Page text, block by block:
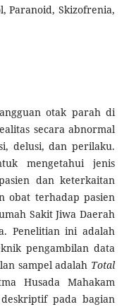
Paranoid, Skizofrenia,
otak parah di
secara abnormal
delusi, dan perilaku.
mengetahui jenis
dan keterkaitan
obat terhadap pasien
Sakit Jiwa Daerah
Penelitian ini adalah
pengambilan data
sampel adalah Total
Husada Mahakam
pada bagian